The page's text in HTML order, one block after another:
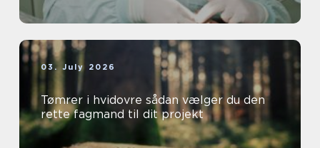
03. July 2026
Tømrer i hvidovre sådan vælger du den
rette fagmand til dit projekt